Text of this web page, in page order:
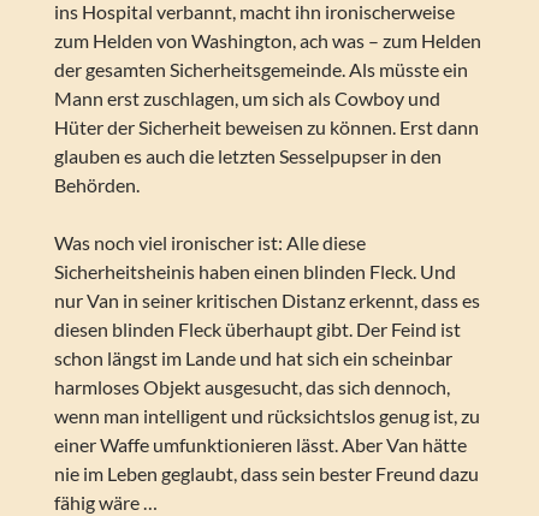
ins Hospital verbannt, macht ihn ironischerweise
zum Helden von Washington, ach was – zum Helden
der gesamten Sicherheitsgemeinde. Als müsste ein
Mann erst zuschlagen, um sich als Cowboy und
Hüter der Sicherheit beweisen zu können. Erst dann
glauben es auch die letzten Sesselpupser in den
Behörden.
Was noch viel ironischer ist: Alle diese
Sicherheitsheinis haben einen blinden Fleck. Und
nur Van in seiner kritischen Distanz erkennt, dass es
diesen blinden Fleck überhaupt gibt. Der Feind ist
schon längst im Lande und hat sich ein scheinbar
harmloses Objekt ausgesucht, das sich dennoch,
wenn man intelligent und rücksichtslos genug ist, zu
einer Waffe umfunktionieren lässt. Aber Van hätte
nie im Leben geglaubt, dass sein bester Freund dazu
fähig wäre …